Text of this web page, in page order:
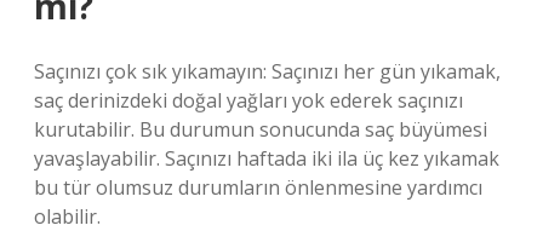
Saçınızı çok sık yıkamayın: Saçınızı her gün yıkamak,
saç derinizdeki doğal yağları yok ederek saçınızı
kurutabilir. Bu durumun sonucunda saç büyümesi
yavaşlayabilir. Saçınızı haftada iki ila üç kez yıkamak
bu tür olumsuz durumların önlenmesine yardımcı
olabilir.